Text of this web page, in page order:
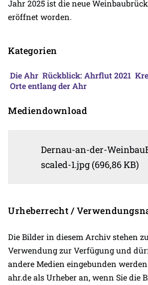
Jahr 2025 ist die neue
eröffnet worden.
Kategorien
Die Ahr Rückblick: Ahrflut 2021
Orte entlang der Ahr
Mediendownload
Dernau-an-der-
scaled-1.jpg (696,86 KB)
Urheberrecht /
Die Bilder in diesem Archiv stehen
Verwendung zur Verfügung und
andere Medien eingebunden
ahr.de als Urheber an, wenn Sie die